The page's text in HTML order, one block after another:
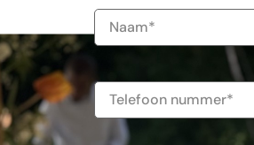
Naam(Vereist)
Telefoonnummer